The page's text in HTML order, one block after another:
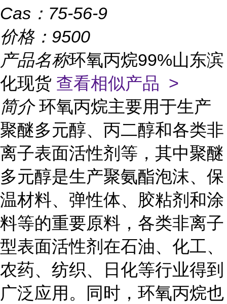
Cas： 75-56-9
价格： 9500
产品名称环氧丙烷99%山东滨
化现货 查看相似产品 >
简介 环氧丙烷主要用于生产
聚醚多元醇、丙二醇和各类非
离子表面活性剂等，其中聚醚
多元醇是生产聚氨酯泡沫、保
温材料、弹性体、胶粘剂和涂
料等的重要原料，各类非离子
型表面活性剂在石油、化工、
农药、纺织、日化等行业得到
广泛应用。同时，环氧丙烷也